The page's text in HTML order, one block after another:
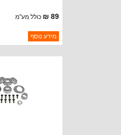
89 ₪ כולל מע"מ
ברקוד: 998092
יצרן:AUTOMOTIVE
מידע נוסף